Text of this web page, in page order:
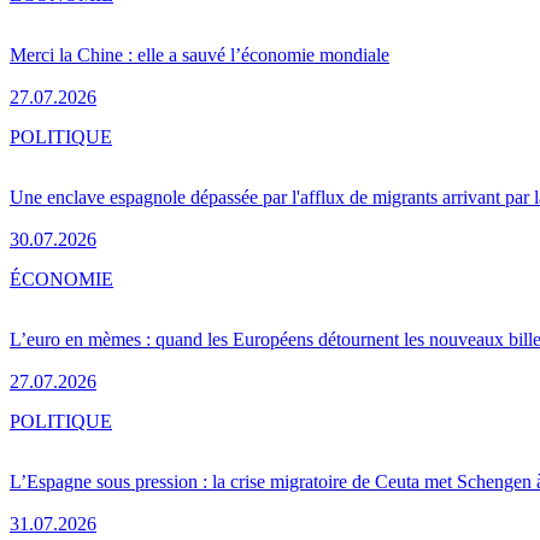
Merci la Chine : elle a sauvé l’économie mondiale
27.07.2026
Une enclave espagnole dépassée par l'afflux de migrants arrivant par
30.07.2026
POLITIQUE
L’euro en mèmes : quand les Européens détournent les nouveaux
27.07.2026
ÉCONOMIE
L’Espagne sous pression : la crise migratoire de Ceuta met Schengen
31.07.2026
POLITIQUE